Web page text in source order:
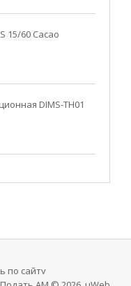
15/60 Cacao
DIMS-TH01
по сайту